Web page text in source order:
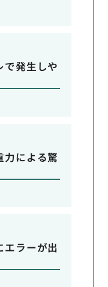
で発生しや
力による驚
エラーが出